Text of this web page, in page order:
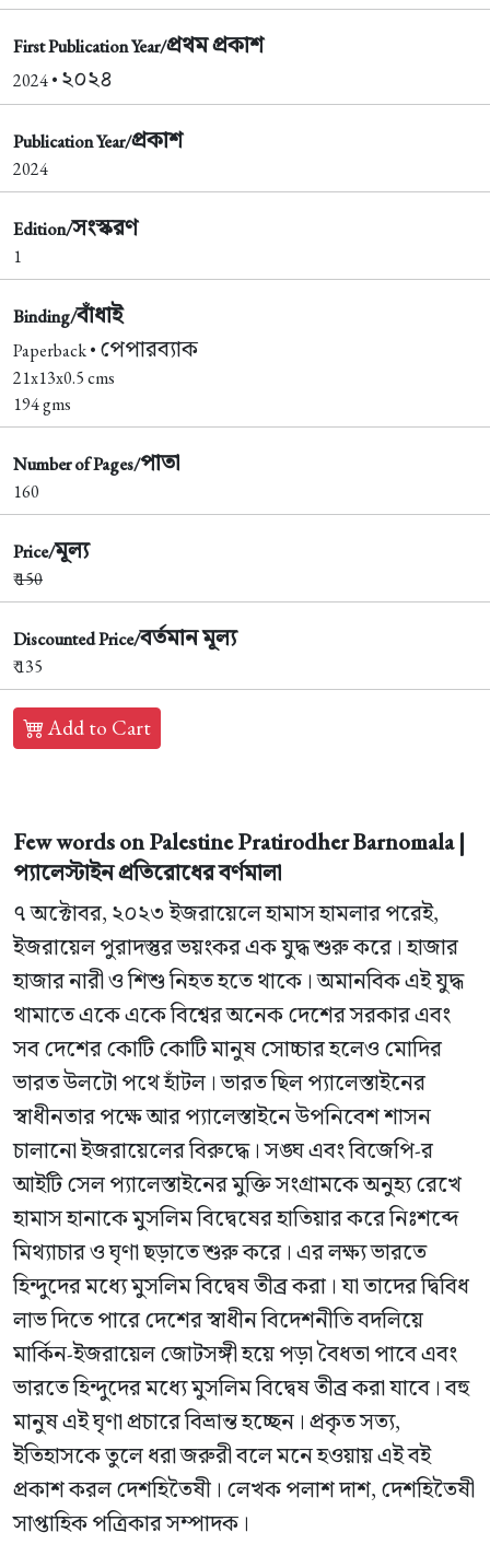
First Publication Year/প্রথম প্রকাশ
2024 • ২০২৪
Publication Year/প্রকাশ
2024
Edition/সংস্করণ
1
Binding/বাঁধাই
Paperback • পেপারব্যাক
21x13x0.5 cms
194 gms
Number of Pages/পাতা
160
Price/মূল্য
₹150
Discounted Price/বর্তমান মূল্য
₹ 135
Add to Cart
Few words on Palestine Pratirodher Barnomala |
প্যালেস্টাইন প্রতিরোধের বর্ণমালা
৭ অক্টোবর, ২০২৩ ইজরায়েলে হামাস হামলার পরেই,
ইজরায়েল পুরাদস্তুর ভয়ংকর এক যুদ্ধ শুরু করে। হাজার
হাজার নারী ও শিশু নিহত হতে থাকে। অমানবিক এই যুদ্ধ
থামাতে একে একে বিশ্বের অনেক দেশের সরকার এবং
সব দেশের কোটি কোটি মানুষ সোচ্চার হলেও মোদির
ভারত উলটো পথে হাঁটল। ভারত ছিল প্যালেস্তাইনের
স্বাধীনতার পক্ষে আর প্যালেস্তাইনে উপনিবেশ শাসন
চালানো ইজরায়েলের বিরুদ্ধে। সঙ্ঘ এবং বিজেপি-র
আইটি সেল প্যালেস্তাইনের মুক্তি সংগ্রামকে অনুহ্য রেখে
হামাস হানাকে মুসলিম বিদ্বেষের হাতিয়ার করে নিঃশব্দে
মিথ্যাচার ও ঘৃণা ছড়াতে শুরু করে। এর লক্ষ্য ভারতে
হিন্দুদের মধ্যে মুসলিম বিদ্বেষ তীব্র করা। যা তাদের দ্বিবিধ
লাভ দিতে পারে দেশের স্বাধীন বিদেশনীতি বদলিয়ে
মার্কিন-ইজরায়েল জোটসঙ্গী হয়ে পড়া বৈধতা পাবে এবং
ভারতে হিন্দুদের মধ্যে মুসলিম বিদ্বেষ তীব্র করা যাবে। বহু
মানুষ এই ঘৃণা প্রচারে বিভ্রান্ত হচ্ছেন। প্রকৃত সত্য,
ইতিহাসকে তুলে ধরা জরুরী বলে মনে হওয়ায় এই বই
প্রকাশ করল দেশহিতৈষী। লেখক পলাশ দাশ, দেশহিতৈষী
সাপ্তাহিক পত্রিকার সম্পাদক।